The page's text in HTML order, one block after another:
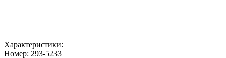
Характеристики:
Номер: 293-5233